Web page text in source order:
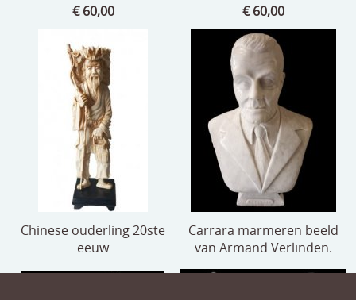
€ 60,00
€ 60,00
Chinese ouderling 20ste
eeuw
Carrara marmeren beeld
van Armand Verlinden.